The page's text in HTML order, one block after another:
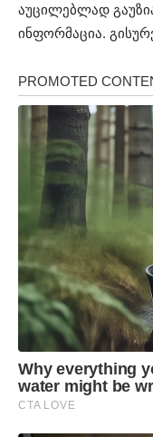
აუცილებლად
ინფორმაცია.